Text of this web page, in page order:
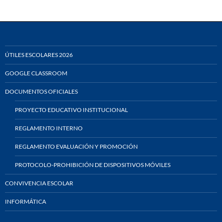
ÚTILES ESCOLARES 2026
GOOGLE CLASSROOM
DOCUMENTOS OFICIALES
PROYECTO EDUCATIVO INSTITUCIONAL
REGLAMENTO INTERNO
REGLAMENTO EVALUACIÓN Y PROMOCIÓN
PROTOCOLO-PROHIBICIÓN DE DISPOSITIVOS MÓVILES
CONVIVENCIA ESCOLAR
INFORMÁTICA